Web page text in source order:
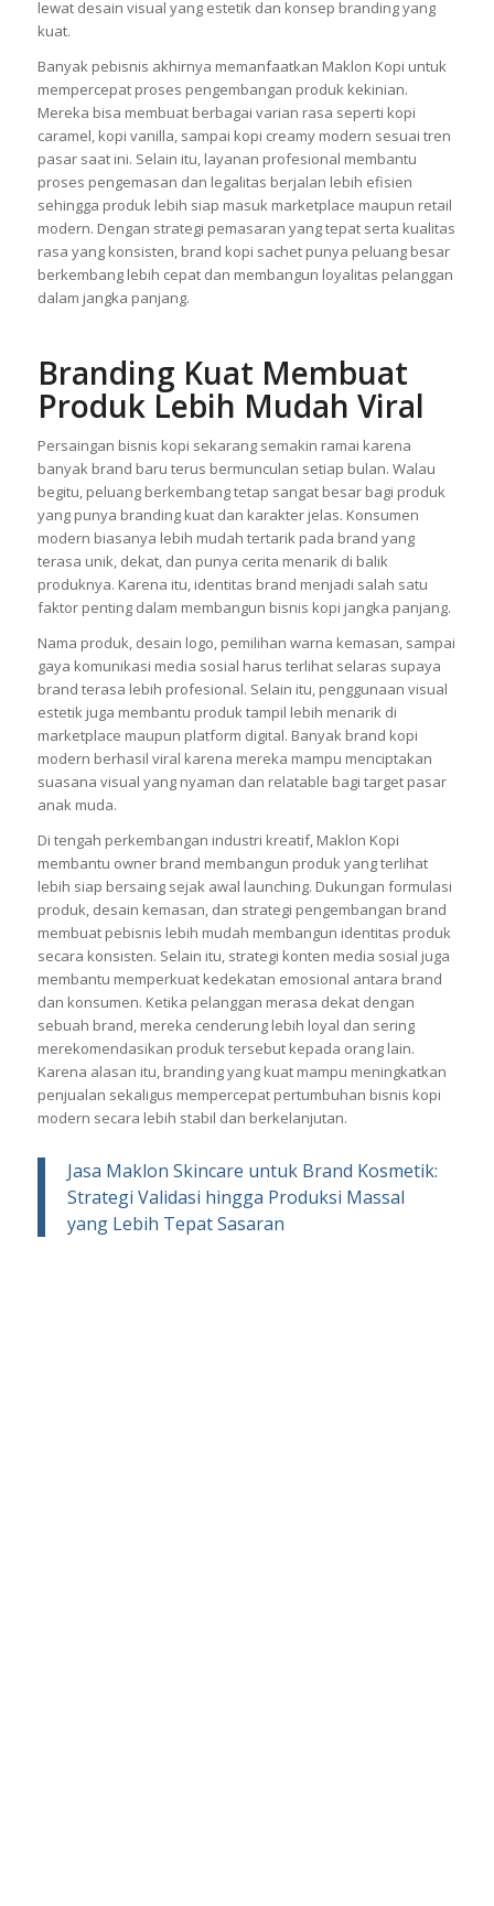
lewat desain visual yang estetik dan konsep branding yang
kuat.
Banyak pebisnis akhirnya memanfaatkan Maklon Kopi untuk
mempercepat proses pengembangan produk kekinian.
Mereka bisa membuat berbagai varian rasa seperti kopi
caramel, kopi vanilla, sampai kopi creamy modern sesuai tren
pasar saat ini. Selain itu, layanan profesional membantu
proses pengemasan dan legalitas berjalan lebih efisien
sehingga produk lebih siap masuk marketplace maupun retail
modern. Dengan strategi pemasaran yang tepat serta kualitas
rasa yang konsisten, brand kopi sachet punya peluang besar
berkembang lebih cepat dan membangun loyalitas pelanggan
dalam jangka panjang.
Branding Kuat Membuat
Produk Lebih Mudah Viral
Persaingan bisnis kopi sekarang semakin ramai karena
banyak brand baru terus bermunculan setiap bulan. Walau
begitu, peluang berkembang tetap sangat besar bagi produk
yang punya branding kuat dan karakter jelas. Konsumen
modern biasanya lebih mudah tertarik pada brand yang
terasa unik, dekat, dan punya cerita menarik di balik
produknya. Karena itu, identitas brand menjadi salah satu
faktor penting dalam membangun bisnis kopi jangka panjang.
Nama produk, desain logo, pemilihan warna kemasan, sampai
gaya komunikasi media sosial harus terlihat selaras supaya
brand terasa lebih profesional. Selain itu, penggunaan visual
estetik juga membantu produk tampil lebih menarik di
marketplace maupun platform digital. Banyak brand kopi
modern berhasil viral karena mereka mampu menciptakan
suasana visual yang nyaman dan relatable bagi target pasar
anak muda.
Di tengah perkembangan industri kreatif, Maklon Kopi
membantu owner brand membangun produk yang terlihat
lebih siap bersaing sejak awal launching. Dukungan formulasi
produk, desain kemasan, dan strategi pengembangan brand
membuat pebisnis lebih mudah membangun identitas produk
secara konsisten. Selain itu, strategi konten media sosial juga
membantu memperkuat kedekatan emosional antara brand
dan konsumen. Ketika pelanggan merasa dekat dengan
sebuah brand, mereka cenderung lebih loyal dan sering
merekomendasikan produk tersebut kepada orang lain.
Karena alasan itu, branding yang kuat mampu meningkatkan
penjualan sekaligus mempercepat pertumbuhan bisnis kopi
modern secara lebih stabil dan berkelanjutan.
Jasa Maklon Skincare untuk Brand Kosmetik:
Strategi Validasi hingga Produksi Massal
yang Lebih Tepat Sasaran